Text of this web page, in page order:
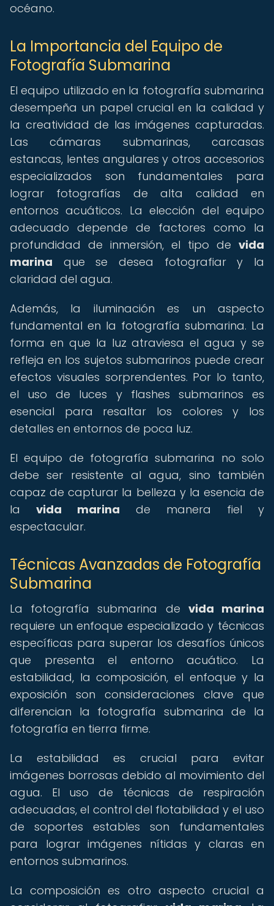
océano.
La Importancia del Equipo de
Fotografía Submarina
El equipo utilizado en la fotografía submarina
desempeña un papel crucial en la calidad y
la creatividad de las imágenes capturadas.
Las cámaras submarinas, carcasas
estancas, lentes angulares y otros accesorios
especializados son fundamentales para
lograr fotografías de alta calidad en
entornos acuáticos. La elección del equipo
adecuado depende de factores como la
profundidad de inmersión, el tipo de vida
marina que se desea fotografiar y la
claridad del agua.
Además, la iluminación es un aspecto
fundamental en la fotografía submarina. La
forma en que la luz atraviesa el agua y se
refleja en los sujetos submarinos puede crear
efectos visuales sorprendentes. Por lo tanto,
el uso de luces y flashes submarinos es
esencial para resaltar los colores y los
detalles en entornos de poca luz.
El equipo de fotografía submarina no solo
debe ser resistente al agua, sino también
capaz de capturar la belleza y la esencia de
la vida marina de manera fiel y
espectacular.
Técnicas Avanzadas de Fotografía
Submarina
La fotografía submarina de vida marina
requiere un enfoque especializado y técnicas
específicas para superar los desafíos únicos
que presenta el entorno acuático. La
estabilidad, la composición, el enfoque y la
exposición son consideraciones clave que
diferencian la fotografía submarina de la
fotografía en tierra firme.
La estabilidad es crucial para evitar
imágenes borrosas debido al movimiento del
agua. El uso de técnicas de respiración
adecuadas, el control del flotabilidad y el uso
de soportes estables son fundamentales
para lograr imágenes nítidas y claras en
entornos submarinos.
La composición es otro aspecto crucial a